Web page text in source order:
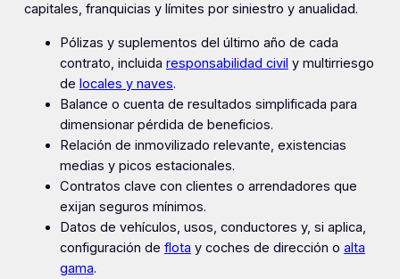
capitales, franquicias y límites por siniestro y anualidad.
Pólizas y suplementos del último año de cada
contrato, incluida responsabilidad civil y multirriesgo
de locales y naves.
Balance o cuenta de resultados simplificada para
dimensionar pérdida de beneficios.
Relación de inmovilizado relevante, existencias
medias y picos estacionales.
Contratos clave con clientes o arrendadores que
exijan seguros mínimos.
Datos de vehículos, usos, conductores y, si aplica,
configuración de flota y coches de dirección o alta
gama.